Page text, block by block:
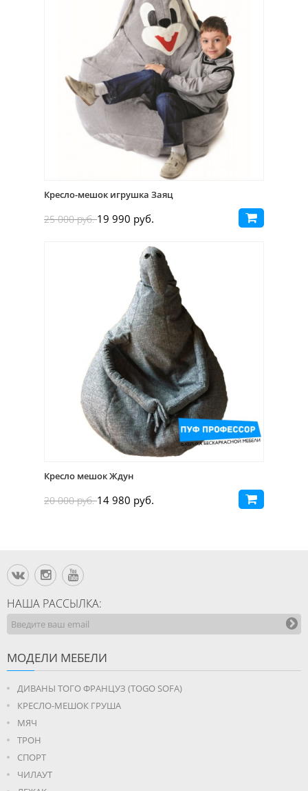
Кресло-мешок игрушка Заяц
25 000 руб.19 990 руб.
Кресло мешок Ждун
20 000 руб.14 980 руб.
НАША РАССЫЛКА:
МОДЕЛИ МЕБЕЛИ
ДИВАНЫ ТОГО ФРАНЦУЗ (TOGO SOFA)
КРЕСЛО-МЕШОК ГРУША
МЯЧ
ТРОН
СПОРТ
ЧИЛАУТ